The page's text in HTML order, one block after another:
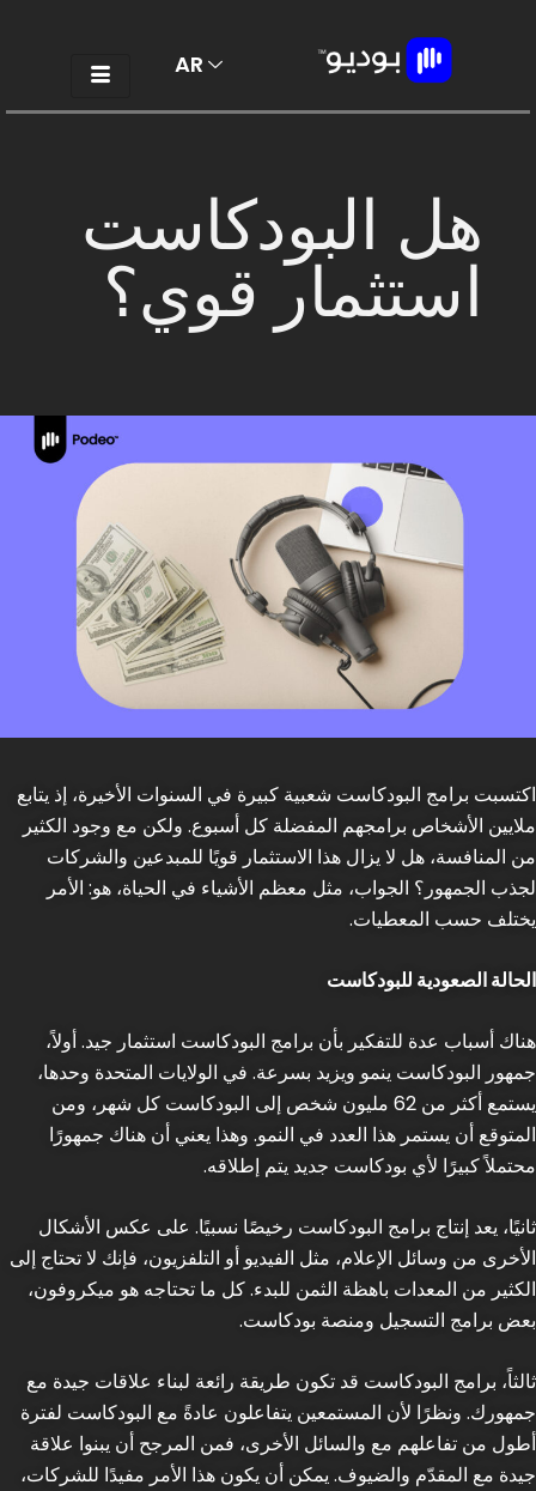
AR
هل البودكاست
استثمار قوي؟
اكتسبت برامج البودكاست شعبية كبيرة في السنوات الأخيرة، إذ يتابع
ملايين الأشخاص برامجهم المفضلة كل أسبوع. ولكن مع وجود الكثير
من المنافسة، هل لا يزال هذا الاستثمار قويًا للمبدعين والشركات
لجذب الجمهور؟ الجواب، مثل معظم الأشياء في الحياة، هو: الأمر
يختلف حسب المعطيات.
الحالة الصعودية للبودكاست
هناك أسباب عدة للتفكير بأن برامج البودكاست استثمار جيد. أولاً،
جمهور البودكاست ينمو ويزيد بسرعة. في الولايات المتحدة وحدها،
يستمع أكثر من 62 مليون شخص إلى البودكاست كل شهر، ومن
المتوقع أن يستمر هذا العدد في النمو. وهذا يعني أن هناك جمهورًا
محتملاً كبيرًا لأي بودكاست جديد يتم إطلاقه.
ثانيًا، يعد إنتاج برامج البودكاست رخيصًا نسبيًا. على عكس الأشكال
الأخرى من وسائل الإعلام، مثل الفيديو أو التلفزيون، فإنك لا تحتاج إلى
الكثير من المعدات باهظة الثمن للبدء. كل ما تحتاجه هو ميكروفون،
بعض برامج التسجيل ومنصة بودكاست.
ثالثاً، برامج البودكاست قد تكون طريقة رائعة لبناء علاقات جيدة مع
جمهورك. ونظرًا لأن المستمعين يتفاعلون عادةً مع البودكاست لفترة
أطول من تفاعلهم مع والسائل الأخرى، فمن المرجح أن يبنوا علاقة
جيدة مع المقدّم والضيوف. يمكن أن يكون هذا الأمر مفيدًا للشركات،